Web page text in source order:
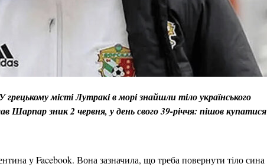
У грецькому місті Лутракі в морі знайшли тіло українського
Шарпар зник 2 червня, у день свого 39-річчя: пішов купатися
у Facebook. Вона зазначила, що треба повернути тіло сина